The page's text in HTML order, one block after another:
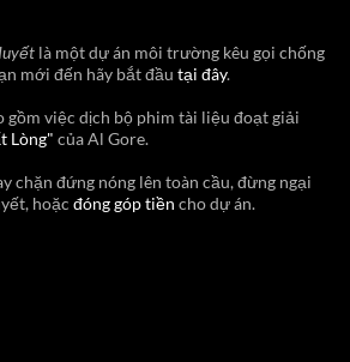
là một dự án môi trường kêu gọi chống
mới đến hãy bắt đầu tại đây.
gồm việc dịch bộ phim tài liệu đoạt giải
Lòng" của Al Gore.
chặn đứng nóng lên toàn cầu, đừng ngại
hoặc đóng góp tiền cho dự án.